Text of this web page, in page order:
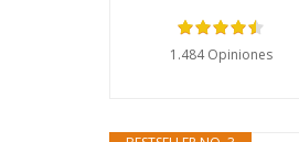
1.484 Opiniones